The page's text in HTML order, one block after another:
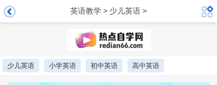
英语教学 > 少儿英语 >
少儿英语 小学英语 初中英语 高中英语